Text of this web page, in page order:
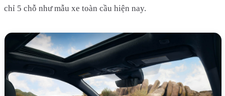
chỉ 5 chỗ như mẫu xe toàn cầu hiện nay.